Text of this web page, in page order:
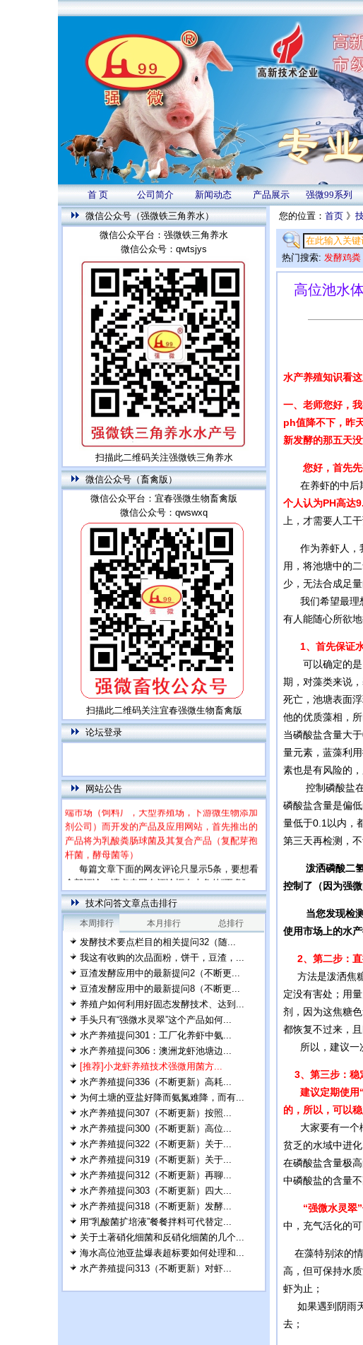
首 页 公司简介 新闻动态 产品展示 强微99系列
微信公众号（强微铁三角养水）
微信公众平台：强微铁三角养水
微信公众号：qwtsjys
扫描此二维码关注强微铁三角养水
微信公众号（畜禽版）
微信公众平台：宜春强微生物畜禽版
微信公众号：qwswxq
扫描此二维码关注宜春强微生物畜禽版
论坛登录
网站公告
本网站为饲用乳酸菌特别网站，专门针对高
剂公司）而开发的产品及应用网站，首先推出的
产品将为乳酸粪肠球菌及其复合产品（复配芽孢
杆菌，酵母菌等）
每篇文章下面的网友评论只显示5条，要想看
全部评论，请点击网友评论框右上角的“更多”
技术问答文章点击排行
本周排行 本月排行 总排行
发酵技术要点栏目的相关提问32（随...
我这有收购的次品面粉，饼干，豆渣，...
豆渣发酵应用中的最新提问2（不断更...
豆渣发酵应用中的最新提问8（不断更...
养殖户如何利用好固态发酵技术、达到...
手头只有“强微水灵翠”这个产品如何...
水产养殖提问301：工厂化养虾中氨...
水产养殖提问306：澳洲龙虾池塘边...
[推荐]小龙虾养殖技术强微用菌方...
水产养殖提问336（不断更新）高耗...
为何土塘的亚盐好降而氨氮难降，而有...
水产养殖提问307（不断更新）按照...
水产养殖提问300（不断更新）高位...
水产养殖提问322（不断更新）关于...
水产养殖提问319（不断更新）关于...
水产养殖提问312（不断更新）再聊...
水产养殖提问303（不断更新）四大...
水产养殖提问318（不断更新）发酵...
用“乳酸菌扩培液”餐餐拌料可代替定...
关于土著硝化细菌和反硝化细菌的几个...
海水高位池亚盐爆表超标要如何处理和...
水产养殖提问313（不断更新）对虾...
您的位置： 首页 》
热门搜索: 发酵鸡粪
高位池水
水产养殖知识看这
一、老师您好，
ph值降不下，昨
新发酵的那五天
您好，首先
在养虾的中后期
个人认为PH高达
上，才需要人工干
作为养虾人，我
用，将池塘中的
少，无法合成足
我们希望最理想
有人能随心所欲
1、首先保证
可以确定的是
期，对藻类来说
死亡，池塘表面
他的优质藻相，
当磷酸盐含量大
量元素，蓝藻利
素也是有风险的
控制磷酸盐在
磷酸盐含量是偏
量低于0.1以内，
第三天再检测，
泼洒磷酸二氢
控制了（因为强
当您发现检测
使用市场上的水
2、第二步：直
方法是泼洒焦糖
定没有害处；用
剂，因为这焦糖
都恢复不过来，
所以，建议一次
3、第三步：稳
建议定期使用
的，所以，可以
大家要有一个概
贫乏的水域中进
在磷酸盐含量极
中磷酸盐的含量
“强微水灵翠
中，充气活化的
在藻特别浓的情
高，但可保持水
虾为止；
如果遇到阴雨天
去；